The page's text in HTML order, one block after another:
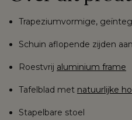
Trapeziumvormige,
Schuin aflopende zijden
Roestvrij aluminium frame
Tafelblad met natuurlijke
Stapelbare stoel